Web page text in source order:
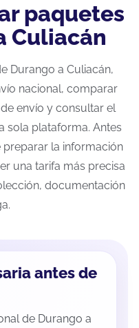
paquetes
Culiacán
Durango a Culiacán,
nacional, comparar
envío y consultar el
sola plataforma. Antes
la información
una tarifa más precisa
documentación
antes de
de Durango a